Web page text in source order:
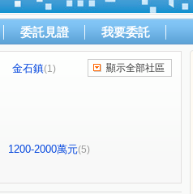
委託見證 我要委託
金石鎮(1)
(1)
顯示全部社區
1200-2000萬元(5)